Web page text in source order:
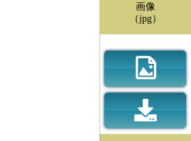
画像
（jpg）